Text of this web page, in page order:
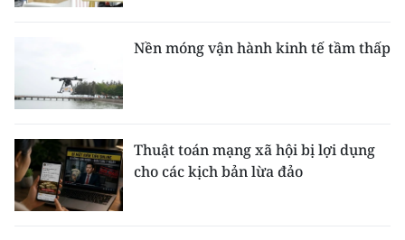
Nền móng vận hành kinh tế tầm thấp
Thuật toán mạng xã hội bị lợi dụng
cho các kịch bản lừa đảo